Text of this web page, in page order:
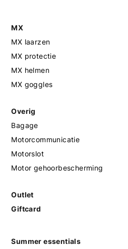
MX
MX laarzen
MX protectie
MX helmen
MX goggles
Overig
Bagage
Motorcommunicatie
Motorslot
Motor gehoorbescherming
Outlet
Giftcard
Summer essentials